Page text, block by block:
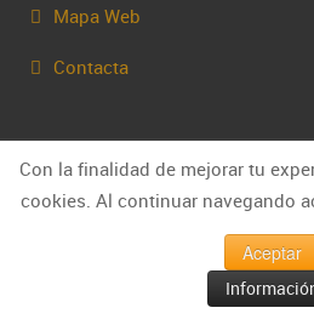
Mapa Web
Contacta
© Capakhine 2025 |
Con la finalidad de mejorar tu
cookies. Al continuar navegando
Aceptar